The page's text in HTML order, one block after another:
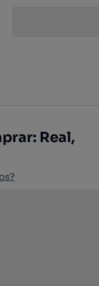
Real,